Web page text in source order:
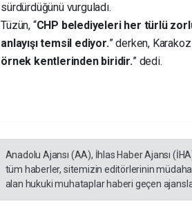
sürdürdüğünü vurguladı.
Tüzün, “CHP belediyeleri her türlü
anlayışı temsil ediyor.” derken, Karakoz
örnek kentlerinden biridir.” dedi.
Anadolu Ajansı (AA), İhlas Haber Ajansı
tüm haberler, sitemizin editörlerinin
alan hukuki muhataplar haberi geçen